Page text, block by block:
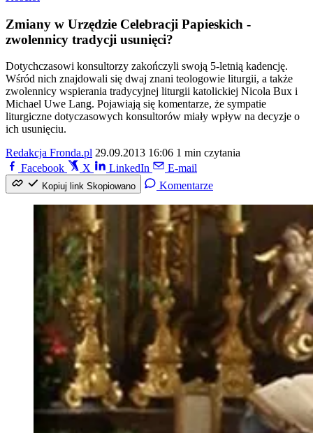
Zmiany w Urzędzie Celebracji Papieskich -
zwolennicy tradycji usunięci?
Dotychczasowi konsultorzy zakończyli swoją 5-letnią kadencję.
Wśród nich znajdowali się dwaj znani teologowie liturgii, a także
zwolennicy wspierania tradycyjnej liturgii katolickiej Nicola Bux i
Michael Uwe Lang. Pojawiają się komentarze, że sympatie
liturgiczne dotyczasowych konsultorów miały wpływ na decyzje o
ich usunięciu.
Redakcja Fronda.pl 29.09.2013 16:06 1 min czytania
Facebook
X LinkedIn E-mail
Kopiuj link Skopiowano Komentarze